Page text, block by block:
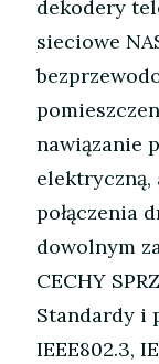
dekodery
sieciowe
nawiązanie
połączenia
dowolnym
CECHY
Standardy i
IEEE802.3,